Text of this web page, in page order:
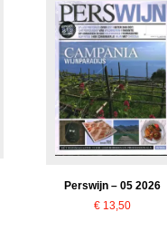
Perswijn – 05 2026
€13,50